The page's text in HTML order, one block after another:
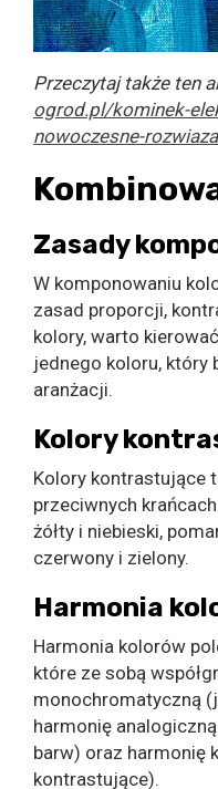
Przeczytaj także ten
ogrod.pl/kominek-
nowoczesne-
Zasady
W komponowaniu
zasad proporcji,
kolory, warto
jednego koloru, który
aranżacji.
Kolory
Kolory kontrastujące
przeciwnych
żółty i niebieski,
czerwony i zielony.
Harmonia
Harmonia kolorów
które ze sobą
monochromatyczną
harmonię
barw) oraz harmonię
kontrastujące).